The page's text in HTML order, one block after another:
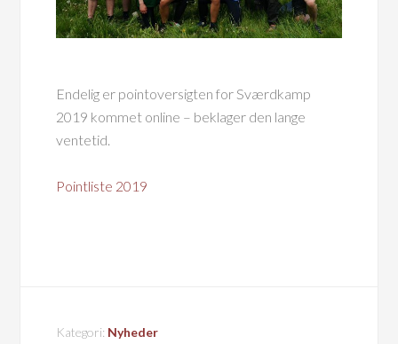
Endelig er pointoversigten for Sværdkamp
2019 kommet online – beklager den lange
ventetid.
Pointliste 2019
Kategori: Nyheder